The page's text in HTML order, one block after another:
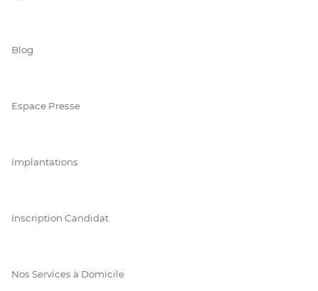
Blog
Espace Presse
Implantations
Inscription Candidat
Nos Services à Domicile